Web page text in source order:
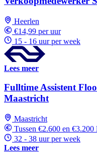
Heerlen
€14,99 per uur
15 - 16 uur per week
Lees meer
Fulltime Assistent
Maastricht
Maastricht
Tussen €2.600 en €3.200
32 - 38 uur per week
Lees meer